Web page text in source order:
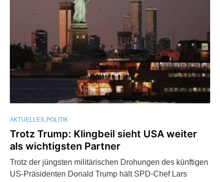
AKTUELLES POLITIK
Trotz Trump: Klingbeil sieht USA weiter
als wichtigsten Partner
Trotz der jüngsten militärischen Drohungen des künftigen
US-Präsidenten Donald Trump hält SPD-Chef Lars